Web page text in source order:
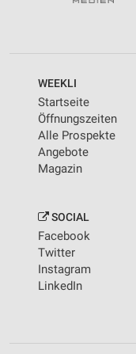
WEEKLI
Startseite
Öffnungszeiten
Alle Prospekte
Angebote
Magazin
SOCIAL
Facebook
Twitter
Instagram
LinkedIn